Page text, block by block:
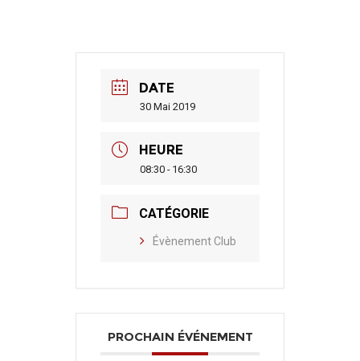
DATE
30 Mai 2019
HEURE
08:30 - 16:30
CATÉGORIE
Évènement Club
PROCHAIN ÉVÉNEMENT